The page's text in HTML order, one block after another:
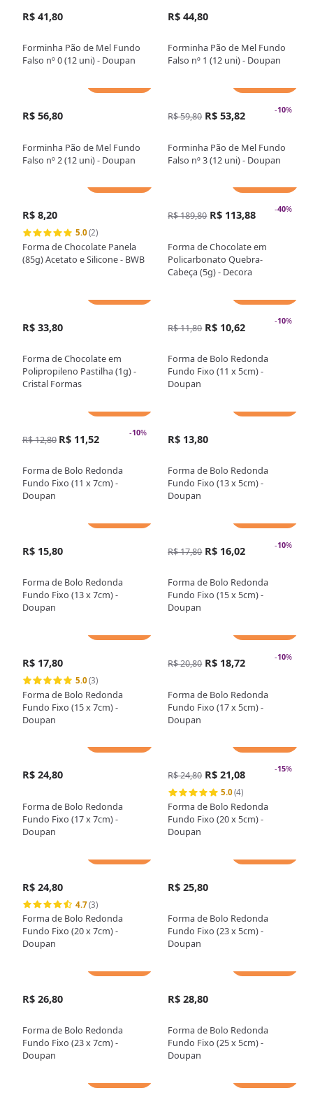
R$ 41,80
Forminha Pão de Mel Fundo
Falso nº 0 (12 uni) - Doupan
R$ 44,80
Forminha Pão de Mel Fundo
Falso nº 1 (12 uni) - Doupan
R$ 56,80
Forminha Pão de Mel Fundo
Falso nº 2 (12 uni) - Doupan
-10%
R$ 59,80 R$ 53,82
Forminha Pão de Mel Fundo
Falso nº 3 (12 uni) - Doupan
R$ 8,20
5.0(2)
Forma de Chocolate Panela
(85g) Acetato e Silicone - BWB
-40%
R$ 189,80 R$ 113,88
Forma de Chocolate em
Policarbonato Quebra-
Cabeça (5g) - Decora
R$ 33,80
Forma de Chocolate em
Polipropileno Pastilha (1g) -
Cristal Formas
-10%
R$ 11,80 R$ 10,62
Forma de Bolo Redonda
Fundo Fixo (11 x 5cm) -
Doupan
-10%
R$ 12,80 R$ 11,52
Forma de Bolo Redonda
Fundo Fixo (11 x 7cm) -
Doupan
R$ 13,80
Forma de Bolo Redonda
Fundo Fixo (13 x 5cm) -
Doupan
R$ 15,80
Forma de Bolo Redonda
Fundo Fixo (13 x 7cm) -
Doupan
-10%
R$ 17,80 R$ 16,02
Forma de Bolo Redonda
Fundo Fixo (15 x 5cm) -
Doupan
R$ 17,80
5.0(3)
Forma de Bolo Redonda
Fundo Fixo (15 x 7cm) -
Doupan
-10%
R$ 20,80 R$ 18,72
Forma de Bolo Redonda
Fundo Fixo (17 x 5cm) -
Doupan
R$ 24,80
Forma de Bolo Redonda
Fundo Fixo (17 x 7cm) -
Doupan
-15%
R$ 24,80 R$ 21,08
5.0(4)
Forma de Bolo Redonda
Fundo Fixo (20 x 5cm) -
Doupan
R$ 24,80
4.7(3)
Forma de Bolo Redonda
Fundo Fixo (20 x 7cm) -
Doupan
R$ 25,80
Forma de Bolo Redonda
Fundo Fixo (23 x 5cm) -
Doupan
R$ 26,80
Forma de Bolo Redonda
Fundo Fixo (23 x 7cm) -
Doupan
R$ 28,80
Forma de Bolo Redonda
Fundo Fixo (25 x 5cm) -
Doupan